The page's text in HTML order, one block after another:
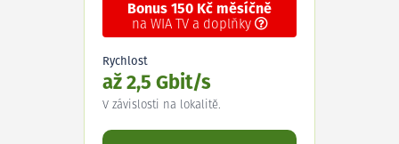
Bonus 150 Kč měsíčně
na WIA TV a doplňky
Rychlost
až 2,5 Gbit/s
V závislosti na lokalitě.